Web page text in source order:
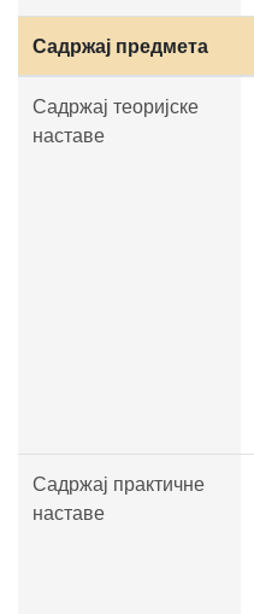
Садржај предмета
Садржај теоријске
наставе
Садржај практичне
наставе